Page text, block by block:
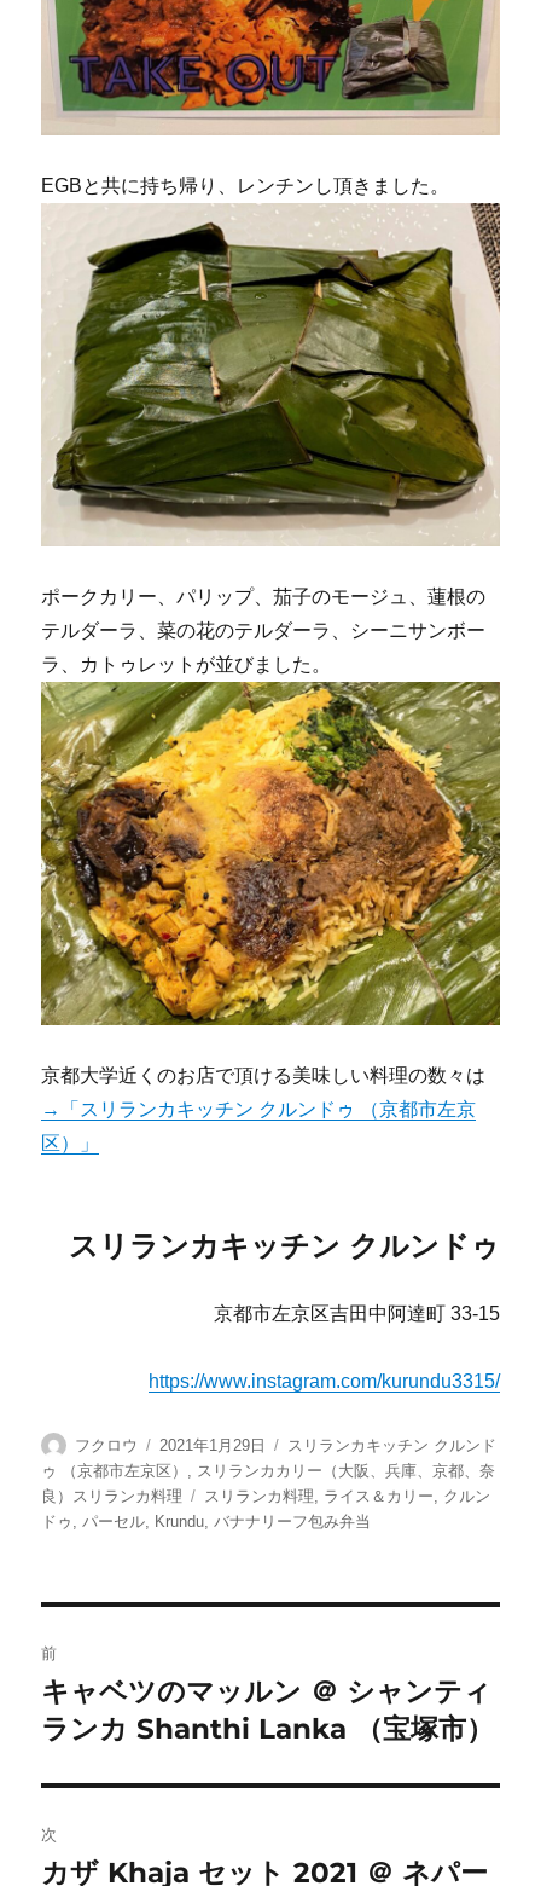
EGBと共に持ち帰り、レンチンし頂きました。
ポークカリー、パリップ、茄子のモージュ、蓮根の
テルダーラ、菜の花のテルダーラ、シーニサンボー
ラ、カトゥレットが並びました。
京都大学近くのお店で頂ける美味しい料理の数々は
→「スリランカキッチン クルンドゥ （京都市左京
区）」
スリランカキッチン クルンドゥ
京都市左京区吉田中阿達町 33-15
https://www.instagram.com/kurundu3315/
投
稿
者
フクロウ
投
稿
日:
2021年1月29日
カ
テ
ゴ
リ
スリランカキッチン クルンド
ゥ （京都市左京区） , スリランカカリー（大阪、兵庫、京都、奈
良）スリランカ料理
タ
グ
スリランカ料理, ライス＆カリー, クルン
ドゥ ,パーセル, Krundu,バナナリーフ包み弁当
稿
ナ
ビ
ゲ
前
前
の
稿:
キャベツのマッルン ＠ シャンティ
ランカ Shanthi Lanka （宝塚市）
次
次
カザ Khaja セット 2021 ＠ ネパー